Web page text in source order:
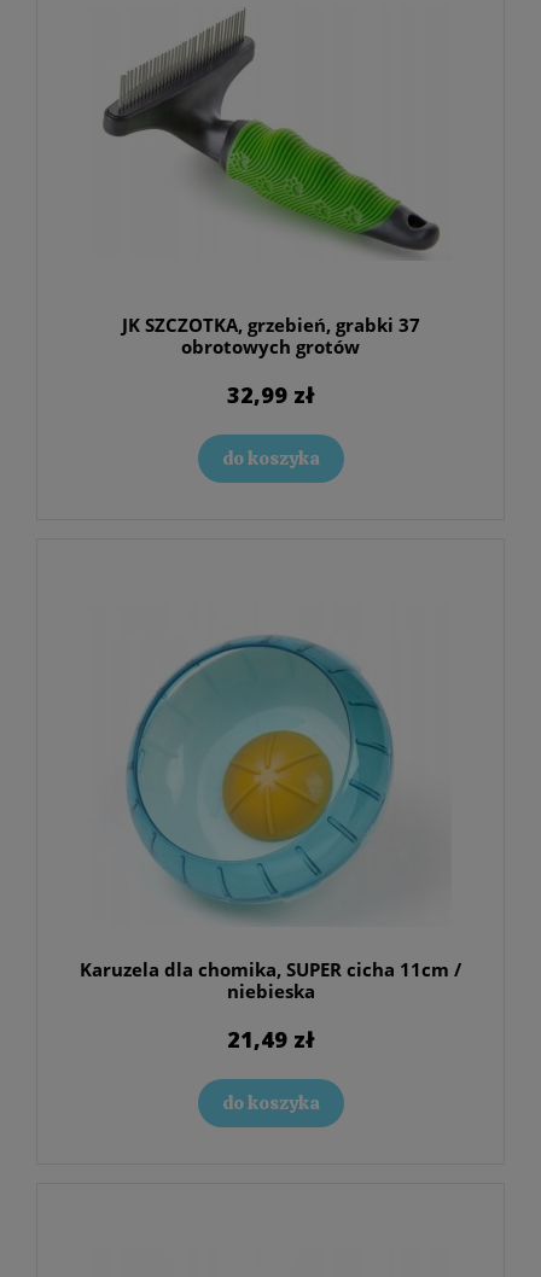
JK SZCZOTKA, grzebień, grabki 37
obrotowych grotów
32,99 zł
do koszyka
Karuzela dla chomika, SUPER cicha 11cm /
niebieska
21,49 zł
do koszyka